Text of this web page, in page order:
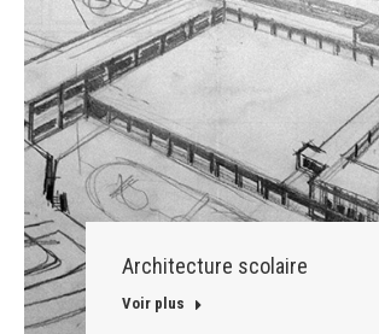
Architecture scolaire
Voir plus